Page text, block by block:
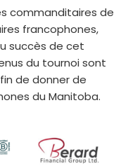
commanditaires de
francophones,
succès de cet
du tournoi sont
de donner de
du Manitoba.